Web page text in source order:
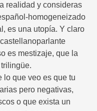
realidad y consideras
homogeneizado
es una utopía. Y claro
es mestizaje, que la
lo que veo es que tu
pero negativas,
o que exista un